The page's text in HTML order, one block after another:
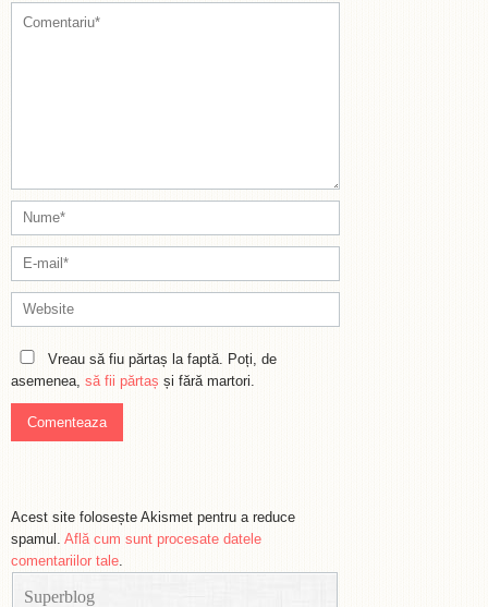
Vreau să fiu părtaș la faptă. Poți, de
asemenea, să fii părtaș și fără martori.
Acest site folosește Akismet pentru a reduce
spamul. Află cum sunt procesate datele
comentariilor tale.
Superblog